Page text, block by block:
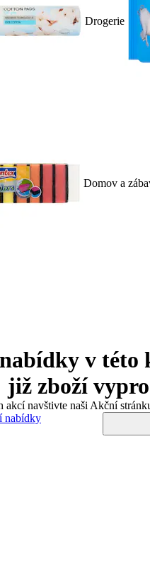
Drogerie
Domov a
v
již zboží
akcí navštivte naši Akční
nabídky